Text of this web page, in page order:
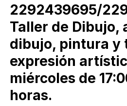
2292439695/
Taller de Dibujo,
dibujo, pintura y
expresión
miércoles de
horas.